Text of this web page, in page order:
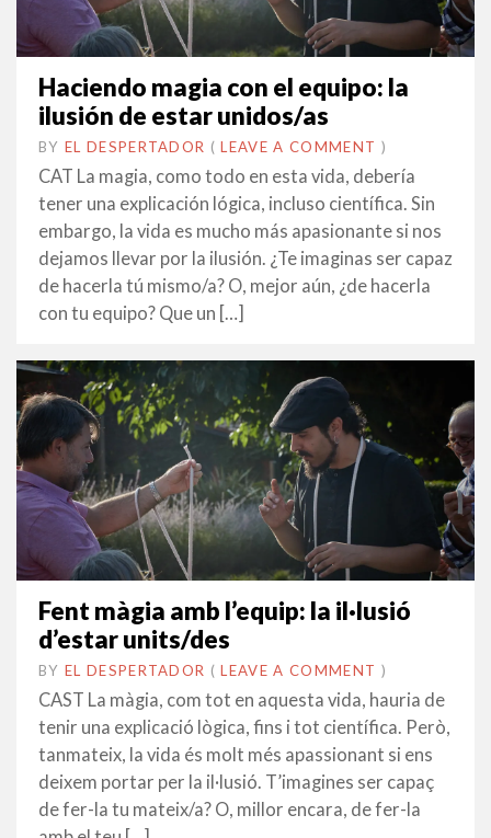
Haciendo magia con el equipo: la
ilusión de estar unidos/as
BY EL DESPERTADOR ON
31
GENER
•(LEAVE A COMMENT )
CAT La magia, como todo en esta vida, debería
tener una explicación lógica, incluso científica. Sin
embargo, la vida es mucho más apasionante si nos
dejamos llevar por la ilusión. ¿Te imaginas ser capaz
de hacerla tú mismo/a? O, mejor aún, ¿de hacerla
con tu equipo? Que un […]
Fent màgia amb l’equip: la il·lusió
d’estar units/des
BY EL DESPERTADOR ON
31
GENER
•(LEAVE A COMMENT )
CAST La màgia, com tot en aquesta vida, hauria de
tenir una explicació lògica, fins i tot científica. Però,
tanmateix, la vida és molt més apassionant si ens
deixem portar per la il·lusió. T’imagines ser capaç
de fer-la tu mateix/a? O, millor encara, de fer-la